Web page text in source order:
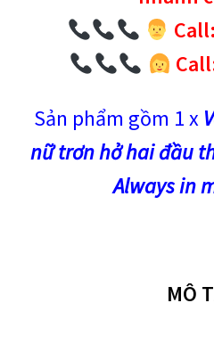
Sản phẩm gồm 1 x
nữ trơn hở hai đầu
Alwaysin
MÔ